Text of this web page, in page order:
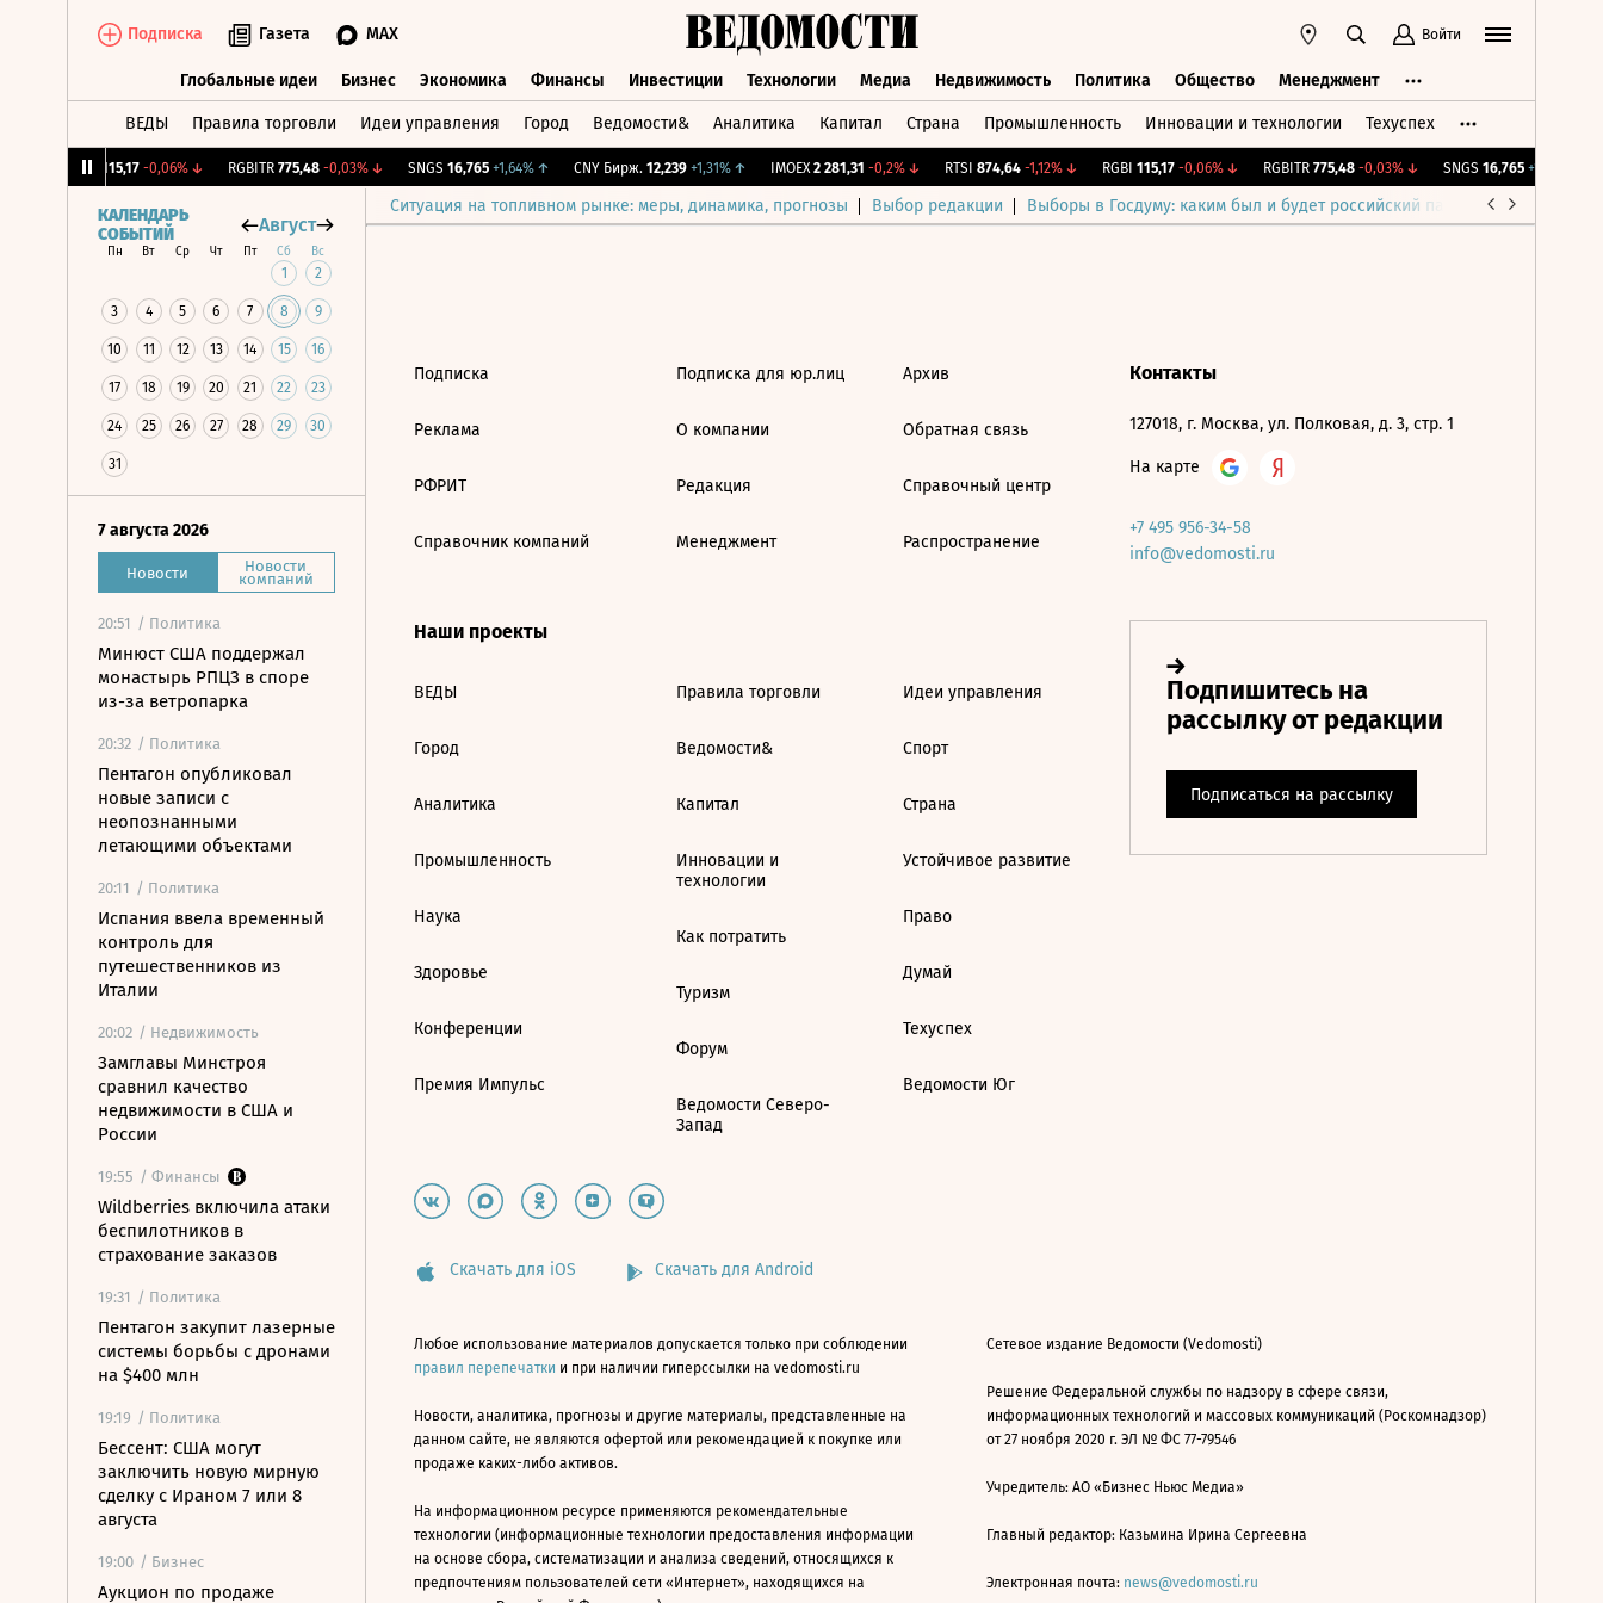
Подписка Газета MAX Войти
Глобальные идеи Бизнес Экономика Финансы Инвестиции Технологии Медиа Недвижимость Политика Общество Менеджмент
ВЕДЫ Правила торговли Идеи управления Город Ведомости& Аналитика Капитал Страна Промышленность Инновации и технологии Техуспех
115,17 -0,06%↓ RGBITR 775,48 -0,03%↓ SNGS 16,765 +1,64%↑ CNY Бирж. 12,239 +1,31%↑ IMOEX 2 281,31 -0,2%↓ RTSI 874,64 -1,12%↓ RGBI 115,17 -0,06%↓ RGBITR 775,48 -0,03%↓ SNGS 16,765 +1,64%
Ситуация на топливном рынке: меры, динамика, прогнозы Выбор редакции Выборы в Госдуму: каким был и будет российский парламент
КАЛЕНДАРЬ
СОБЫТИЙ
Август
Пн Вт Ср Чт Пт Сб Вс
1 2
3 4 5 6 7 8 9
10 11 12 13 14 15 16
17 18 19 20 21 22 23
24 25 26 27 28 29 30
31
7 августа 2026
Новости Новости
компаний
20:51 / Политика
Минюст США поддержал
монастырь РПЦЗ в споре
из-за ветропарка
20:32 / Политика
Пентагон опубликовал
новые записи с
неопознанными
летающими объектами
20:11 / Политика
Испания ввела временный
контроль для
путешественников из
Италии
20:02 / Недвижимость
Замглавы Минстроя
сравнил качество
недвижимости в США и
России
19:55 / Финансы
Wildberries включила атаки
беспилотников в
страхование заказов
19:31 / Политика
Пентагон закупит лазерные
системы борьбы с дронами
на $400 млн
19:19 / Политика
Бессент: США могут
заключить новую мирную
сделку с Ираном 7 или 8
августа
19:00 / Бизнес
Аукцион по продаже
Подписка
Реклама
РФРИТ
Справочник компаний
Подписка для юр.лиц
О компании
Редакция
Менеджмент
Архив
Обратная связь
Справочный центр
Распространение
Наши проекты
ВЕДЫ
Город
Аналитика
Промышленность
Наука
Здоровье
Конференции
Премия Импульс
Правила торговли
Ведомости&
Капитал
Инновации и
технологии
Как потратить
Туризм
Форум
Ведомости Северо-
Запад
Идеи управления
Спорт
Страна
Устойчивое развитие
Право
Думай
Техуспех
Ведомости Юг
Контакты
127018, г. Москва, ул. Полковая, д. 3, стр. 1
На карте
+7 495 956-34-58
info@vedomosti.ru
Скачать для iOS Скачать для Android
Любое использование материалов допускается только при соблюдении
правил перепечатки и при наличии гиперссылки на vedomosti.ru
Новости, аналитика, прогнозы и другие материалы, представленные на
данном сайте, не являются офертой или рекомендацией к покупке или
продаже каких-либо активов.
На информационном ресурсе применяются рекомендательные
технологии (информационные технологии предоставления информации
на основе сбора, систематизации и анализа сведений, относящихся к
предпочтениям пользователей сети «Интернет», находящихся на
Сетевое издание Ведомости (Vedomosti)
Решение Федеральной службы по надзору в сфере связи,
информационных технологий и массовых коммуникаций (Роскомнадзор)
от 27 ноября 2020 г. ЭЛ № ФС 77-79546
Учредитель: АО «Бизнес Ньюс Медиа»
Главный редактор: Казьмина Ирина Сергеевна
Электронная почта: news@vedomosti.ru